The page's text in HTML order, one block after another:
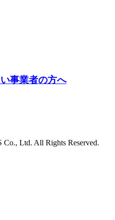
事業者の方へ
Ltd. All Rights Reserved.